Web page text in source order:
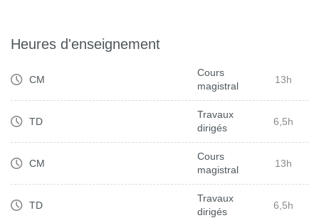
Heures d'enseignement
CM
Cours
magistral
13h
TD
Travaux
dirigés
6,5h
CM
Cours
magistral
13h
TD
Travaux
dirigés
6,5h